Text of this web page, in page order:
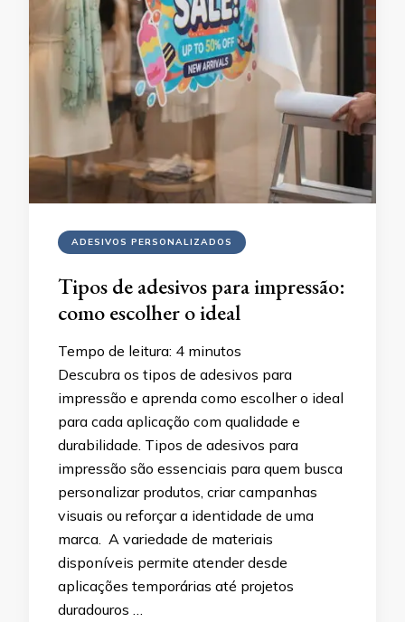
ADESIVOS PERSONALIZADOS
Tipos de adesivos para impressão:
como escolher o ideal
Tempo de leitura: 4 minutos
Descubra os tipos de adesivos para
impressão e aprenda como escolher o ideal
para cada aplicação com qualidade e
durabilidade. Tipos de adesivos para
impressão são essenciais para quem busca
personalizar produtos, criar campanhas
visuais ou reforçar a identidade de uma
marca. A variedade de materiais
disponíveis permite atender desde
aplicações temporárias até projetos
duradouros …